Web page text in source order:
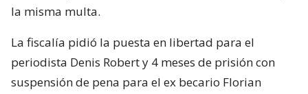
la misma multa.
La fiscalía pidió la puesta en libertad para el
periodista Denis Robert y 4 meses de prisión con
suspensión de pena para el ex becario Florian